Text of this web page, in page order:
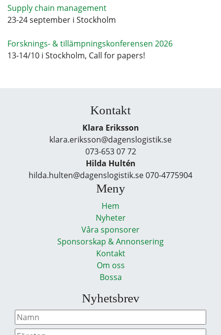
Supply chain management
23-24 september i Stockholm
Forsknings- & tillämpningskonferensen 2026
13-14/10 i Stockholm, Call for papers!
Kontakt
Klara Eriksson
klara.eriksson@dagenslogistik.se
073-653 07 72
Hilda Hultén
hilda.hulten@dagenslogistik.se 070-4775904
Meny
Hem
Nyheter
Våra sponsorer
Sponsorskap & Annonsering
Kontakt
Om oss
Bossa
Nyhetsbrev